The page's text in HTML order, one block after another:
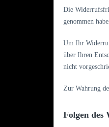
Die
genommen
Um Ihr
über Ihren
nicht
Zur Wahrung
Folgen des